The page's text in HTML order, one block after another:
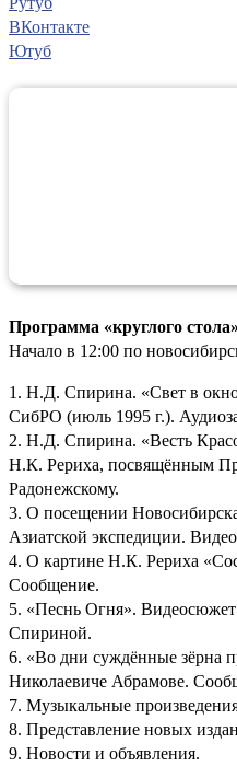
ВКонтакте
Ютуб
Программа «круглого
Начало в 12:00 по
1. Н.Д. Спирина. «Свет в
СибРО (июль 1995 г.).
2. Н.Д. Спирина. «Весть
Н.К. Рериха, посвящённым
Радонежскому.
3. О посещении
Азиатской экспедиции.
4. О картине Н.К. Рериха
Сообщение.
5. «Песнь Огня».
Спириной.
6. «Во дни суждённые зёрна
Николаевиче Абрамове.
7. Музыкальные
8. Представление новых
9. Новости и объявления.